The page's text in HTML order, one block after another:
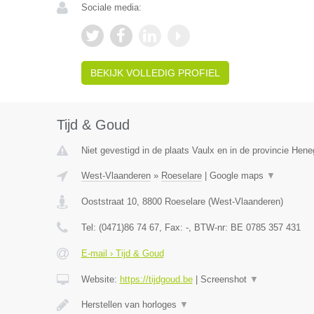
Sociale media:
BEKIJK VOLLEDIG PROFIEL
Tijd & Goud
Niet gevestigd in de plaats Vaulx en in de provincie
West-Vlaanderen» Roeselare| Google maps ▼
Ooststraat 10, 8800 Roeselare(West-Vlaanderen)
Tel: (0471)86 74 67, Fax: -, BTW-nr: BE 0785 357 431
E-mail › Tijd & Goud
Website: https://tijdgoud.be| Screenshot ▼
Herstellen van horloges ▼